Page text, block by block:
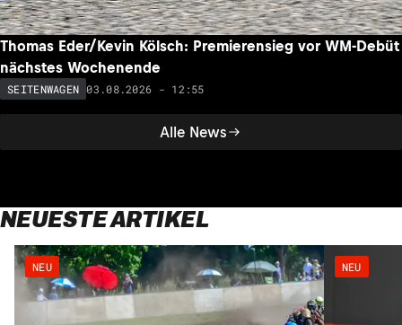
Alle News
Thomas Eder/Kevin Kölsch: Premierensieg vor WM-Debüt
nächstes Wochenende
SEITENWAGEN 03.08.2026 - 12:55
NEUESTE ARTIKEL
NEU NEU